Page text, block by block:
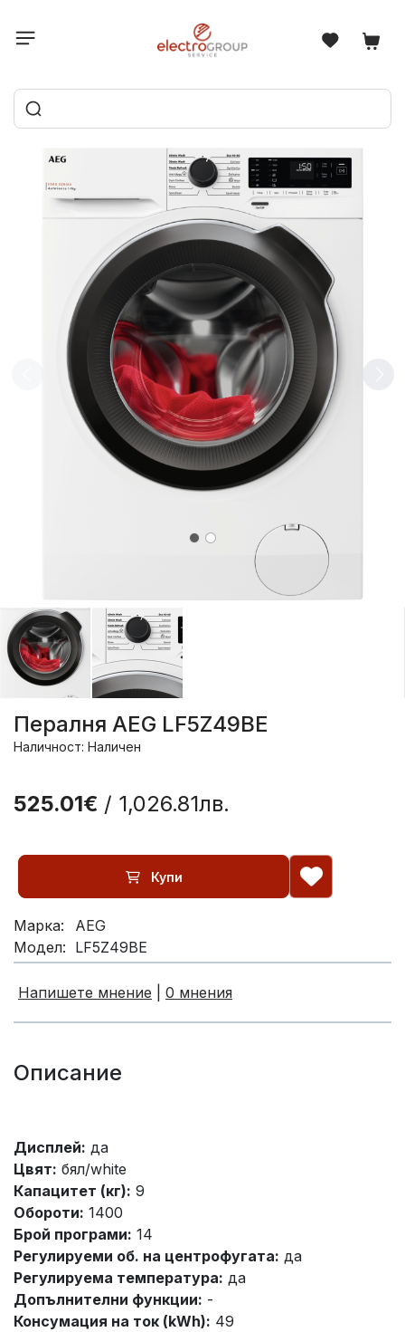
Пералня AEG LF5Z49BE
Наличност: Наличен
525.01€ / 1,026.81лв.
Купи
Марка:
AEG
Модел: LF5Z49BE
Напишете мнение 0 мнения
Описание
Дисплей: да
Цвят: бял/white
Капацитет (кг): 9
Обороти: 1400
Брой програми: 14
Регулируеми об. на центрофугата: да
Регулируема температура: да
Допълнителни функции: -
Консумация на ток (kWh): 49